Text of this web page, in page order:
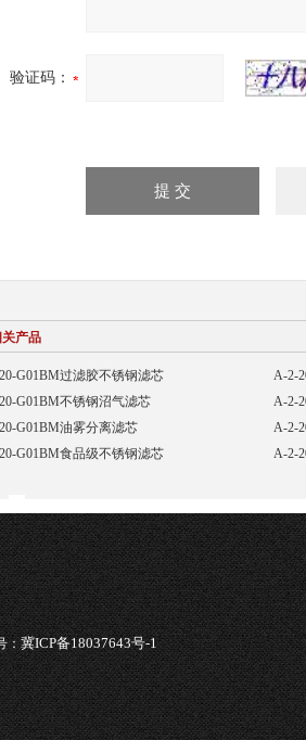
验证码：
产品
G01BM过滤胶不锈钢滤芯
A-2-
G01BM不锈钢沼气滤芯
A-2-
G01BM油雾分离滤芯
A-2-
G01BM食品级不锈钢滤芯
A-2-
：冀ICP备18037643号-1